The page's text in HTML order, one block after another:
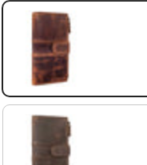
kara - cognac
marrone medio